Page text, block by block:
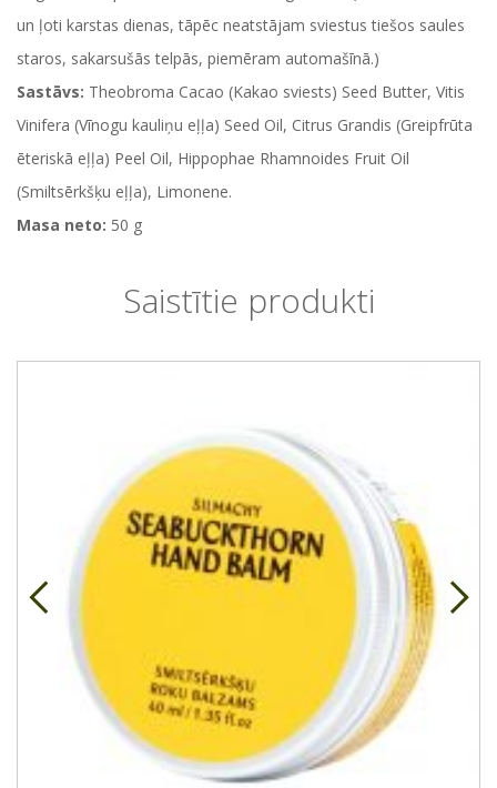
un ļoti karstas dienas, tāpēc neatstājam sviestus tiešos saules
staros, sakarsušās telpās, piemēram automašīnā.)
Sastāvs: Theobroma Cacao (Kakao sviests) Seed Butter, Vitis
Vinifera (Vīnogu kauliņu eļļa) Seed Oil, Citrus Grandis (Greipfrūta
ēteriskā eļļa) Peel Oil, Hippophae Rhamnoides Fruit Oil
(Smiltsērkšķu eļļa), Limonene.
Masa neto: 50 g
Saistītie produkti